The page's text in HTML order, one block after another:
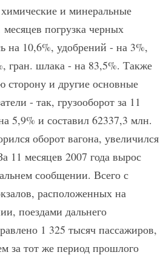
и минеральные
погрузка черных
на 10,6%, удобрений - на 3%,
гран. шлака - на 83,5%. Также
сторону и другие основные
- так, грузооборот за 11
5,9% и составил 62337,3 млн.
оборот вагона, увеличился
11 месяцев 2007 года вырос
сообщении. Всего с
расположенных на
поездами дальнего
1 325 тысяч пассажиров,
за тот же период прошлого